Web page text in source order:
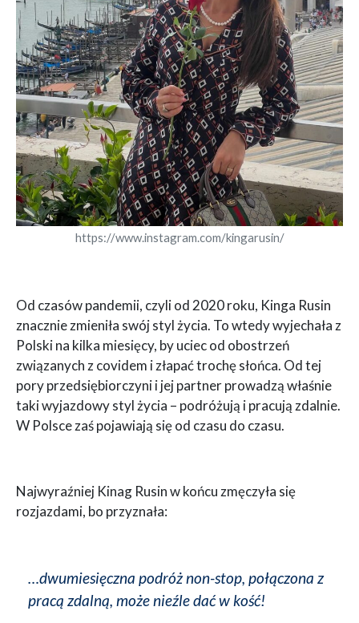
https://www.instagram.com/kingarusin/
Od czasów pandemii, czyli od 2020 roku, Kinga Rusin
znacznie zmieniła swój styl życia. To wtedy wyjechała z
Polski na kilka miesięcy, by uciec od obostrzeń
związanych z covidem i złapać trochę słońca. Od tej
pory przedsiębiorczyni i jej partner prowadzą właśnie
taki wyjazdowy styl życia – podróżują i pracują zdalnie.
W Polsce zaś pojawiają się od czasu do czasu.
Najwyraźniej Kinag Rusin w końcu zmęczyła się
rozjazdami, bo przyznała:
…dwumiesięczna podróż non-stop, połączona z
pracą zdalną, może nieźle dać w kość!